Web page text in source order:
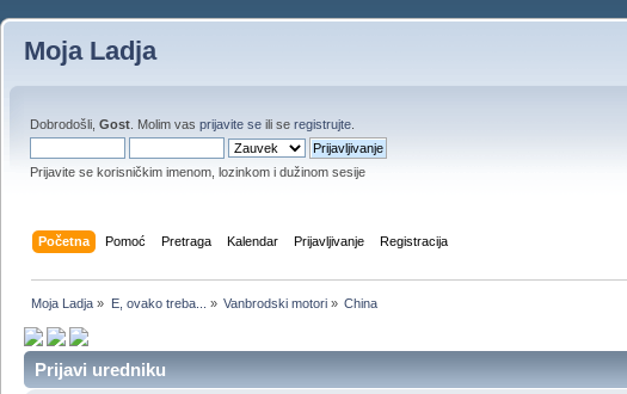
Moja Ladja
Dobrodošli, Gost . Molim vas prijavite se ili se registrujte
Prijavite se korisničkim imenom, lozinkom i dužinom sesije
Početna Pomoć Pretraga Kalendar Prijavljivanje Registracija
Moja Ladja » E, ovako treba... » Vanbrodski motori» China
Prijavi uredniku